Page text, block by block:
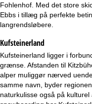
d
Fohlenhof. Med det store
Ebbs i tillæg på perfekte
langrendsløbere.
Kufsteinerland
Kufsteinerland ligger i
grænse. Afstanden til
alper muliggør nærved
samme navn, byder
naturkulisse også på